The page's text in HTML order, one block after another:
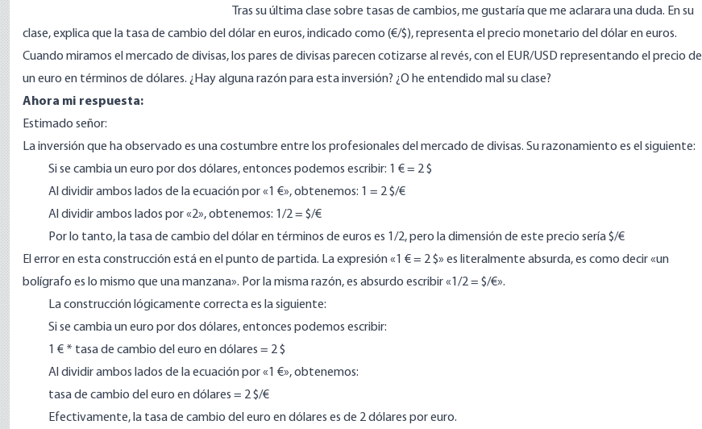
Tras su última clase sobre tasas de cambios, me gustaría que me aclarara una duda. En su
clase, explica que la tasa de cambio del dólar en euros, indicado como (€/$), representa el precio monetario del dólar en euros.
Cuando miramos el mercado de divisas, los pares de divisas parecen cotizarse al revés, con el EUR/USD representando el precio de
un euro en términos de dólares. ¿Hay alguna razón para esta inversión? ¿O he entendido mal su clase?
Ahora mi respuesta:
Estimado señor:
La inversión que ha observado es una costumbre entre los profesionales del mercado de divisas. Su razonamiento es el siguiente:
Si se cambia un euro por dos dólares, entonces podemos escribir: 1 € = 2 $
Al dividir ambos lados de la ecuación por «1 €», obtenemos: 1 = 2 $/€
Al dividir ambos lados por «2», obtenemos: 1/2 = $/€
Por lo tanto, la tasa de cambio del dólar en términos de euros es 1/2, pero la dimensión de este precio sería $/€
El error en esta construcción está en el punto de partida. La expresión «1 € = 2 $» es literalmente absurda, es como decir «un
bolígrafo es lo mismo que una manzana». Por la misma razón, es absurdo escribir «1/2 = $/€».
La construcción lógicamente correcta es la siguiente:
Si se cambia un euro por dos dólares, entonces podemos escribir:
1 € * tasa de cambio del euro en dólares = 2 $
Al dividir ambos lados de la ecuación por «1 €», obtenemos:
tasa de cambio del euro en dólares = 2 $/€
Efectivamente, la tasa de cambio del euro en dólares es de 2 dólares por euro.